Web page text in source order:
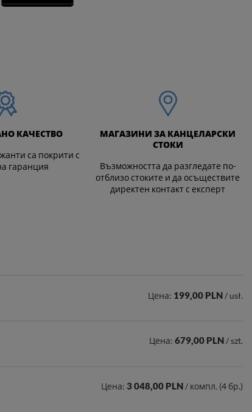
КАЧЕСТВО
са покрити с
гаранция
МАГАЗИНИ ЗА КАНЦЕЛАРСКИ
СТОКИ
Възможността да разгледате по-
отблизо стоките и да осъществите
директен контакт с експерт
Цена: 199,00 PLN/ usł.
Цена: 679,00 PLN/ szt.
Цена: 3 048,00 PLN/ компл. (4 бр.)